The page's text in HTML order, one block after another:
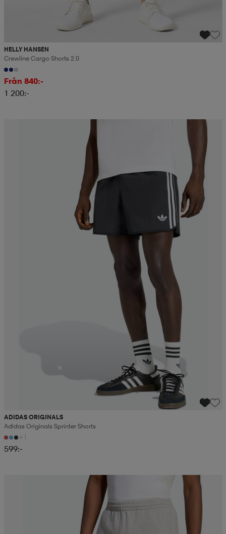
HELLY HANSEN
Crewline Cargo Shorts 2.0
Från 840:-
1 200:-
ADIDAS ORIGINALS
Adidas Originals Sprinter Shorts
+1
599:-